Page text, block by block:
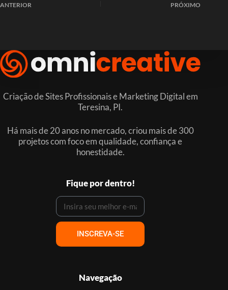
ANTERIOR PRÓXIMO
Criação de Sites Profissionais e Marketing Digital em
Teresina, PI.
Há mais de 20 anos no mercado, criou mais de 300
projetos com foco em qualidade, confiança e
honestidade.
Fique por dentro!
INSCREVA-SE
Navegação